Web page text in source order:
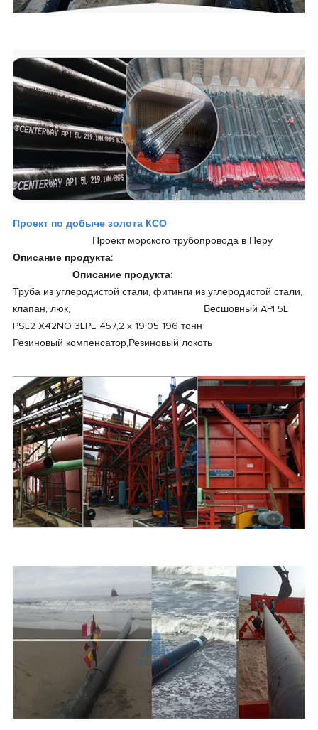
Проект по добыче золота КСО
Проект морского трубопровода в Перу
Описание продукта:
Описание продукта:
Труба из углеродистой стали, фитинги из углеродистой стали,
клапан, люк, Бесшовный API 5L
PSL2 X42NO 3LPE 457,2 x 19,05 196 тонн
Резиновый компенсатор,Резиновый локоть